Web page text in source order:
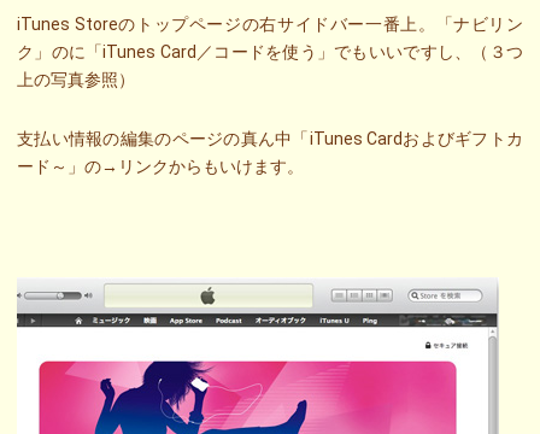
iTunes Storeのトップページの右サイドバー一番上。「ナビリン
ク」のに「iTunes Card／コードを使う」でもいいですし、（３つ
上の写真参照）
支払い情報の編集のページの真ん中「iTunes Cardおよびギフトカ
ード～」の→リンクからもいけます。